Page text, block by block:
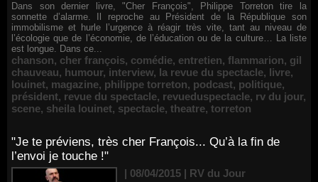
Dans son dernier livre, "Cher François", Philippe Torreton tire la
sonnette d’alarme. Il reproche au Président de la République son
immobilisme et hurle l’urgence à réagir très vite, tant au niveau de
l’écologie que de l’économie, de l’éducation ou de la culture… La liste
est longue. Dans ce...
chanson, cher françois, comédie, entretien, flammarion, gil
chauveau, humour, interview, la revue du spectacle, livre,
louinet, magazine, philippe torreton, podcast, politique,
président, revue du spectacle, revueduspectacle, rv du jour,
scene, sheila louinet, spectacle, theatre, torreton
"Je te préviens, très cher François... Qu’à la fin de
l’envoi je touche !"
| 08/04/2015 | RV du Jour